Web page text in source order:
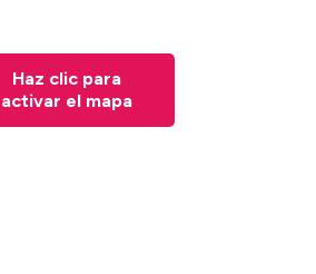
Haz clic para
activar el mapa